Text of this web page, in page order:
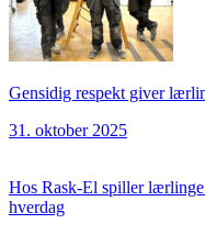
Gensidig respekt giver
31. oktober 2025
Hos Rask-El spiller
hverdag